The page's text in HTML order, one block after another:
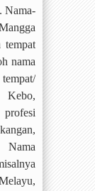
Nama-
tempat
nama
Nama